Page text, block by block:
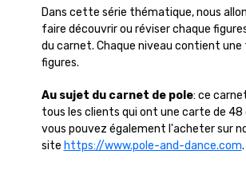
Dans cette série thématique, nous
faire découvrir ou réviser chaque
du carnet. Chaque niveau contient
figures.
Au sujet du carnet de pole: ce
tous les clients qui ont une carte de 48
vous pouvez également l'acheter sur
site https://www.pole-and-dance.com.